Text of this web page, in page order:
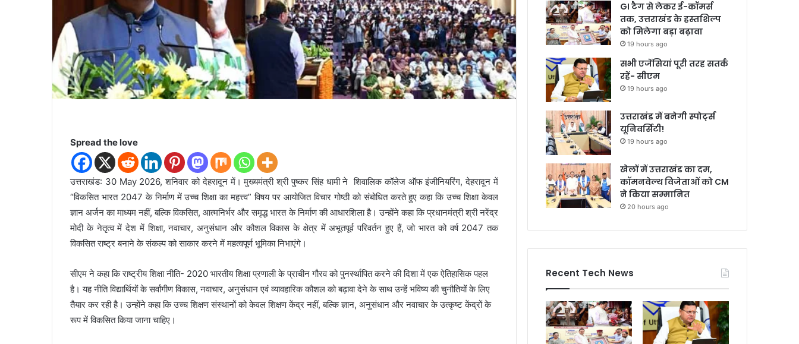
Spread the love
उत्तराखंड: 30 May 2026, शनिवार को देहरादून में। मुख्यमंत्री श्री पुष्कर सिंह धामी ने शिवालिक कॉलेज ऑफ इंजीनियरिंग, देहरादून में
“विकसित भारत 2047 के निर्माण में उच्च शिक्षा का महत्त्व” विषय पर आयोजित विचार गोष्ठी को संबोधित करते हुए कहा कि उच्च शिक्षा केवल
ज्ञान अर्जन का माध्यम नहीं, बल्कि विकसित, आत्मनिर्भर और समृद्ध भारत के निर्माण की आधारशिला है। उन्होंने कहा कि प्रधानमंत्री श्री नरेंद्र
मोदी के नेतृत्व में देश में शिक्षा, नवाचार, अनुसंधान और कौशल विकास के क्षेत्र में अभूतपूर्व परिवर्तन हुए हैं, जो भारत को वर्ष 2047 तक
विकसित राष्ट्र बनाने के संकल्प को साकार करने में महत्वपूर्ण भूमिका निभाएंगे।
सीएम ने कहा कि राष्ट्रीय शिक्षा नीति- 2020 भारतीय शिक्षा प्रणाली के प्राचीन गौरव को पुनर्स्थापित करने की दिशा में एक ऐतिहासिक पहल
है। यह नीति विद्यार्थियों के सर्वांगीण विकास, नवाचार, अनुसंधान एवं व्यावहारिक कौशल को बढ़ावा देने के साथ उन्हें भविष्य की चुनौतियों के लिए
तैयार कर रही है। उन्होंने कहा कि उच्च शिक्षण संस्थानों को केवल शिक्षण केंद्र नहीं, बल्कि ज्ञान, अनुसंधान और नवाचार के उत्कृष्ट केंद्रों के
रूप में विकसित किया जाना चाहिए।
GI टैग से लेकर ई-कॉमर्स
तक, उत्तराखंड के हस्तशिल्प
को मिलेगा बड़ा बढ़ावा
19 hours ago
सभी एजेंसियां पूरी तरह सतर्क
रहें- सीएम
19 hours ago
उत्तराखंड में बनेगी स्पोर्ट्स
यूनिवर्सिटी!
19 hours ago
खेलों में उत्तराखंड का दम,
कॉमनवेल्थ विजेताओं को CM
ने किया सम्मानित
20 hours ago
Recent Tech News